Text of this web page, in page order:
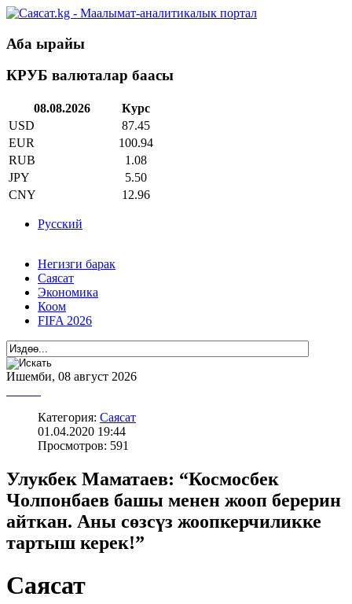
Аба ырайы
КРУБ валюталар баасы
08.08.2026
Курс
USD
87.45
EUR
100.94
RUB
1.08
JPY
5.50
CNY
12.96
Русский
Негизги барак
Саясат
Экономика
Коом
FIFA 2026
Ишемби, 08 август 2026
Категория: Саясат
01.04.2020 19:44
Просмотров: 591
Улукбек Маматаев: “Космосбек
Чолпонбаев башы менен жооп берерин
айткан. Аны сөзсүз жоопкерчиликке
тартыш керек!”
Саясат